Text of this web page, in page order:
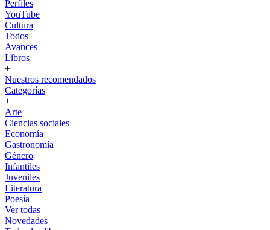
Perfiles
YouTube
Cultura
Todos
Avances
Libros
+
Nuestros recomendados
Categorías
+
Arte
Ciencias sociales
Economía
Gastronomía
Género
Infantiles
Juveniles
Literatura
Poesía
Ver todas
Novedades